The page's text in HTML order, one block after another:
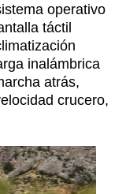
operativo
táctil
inalámbrica
atrás,
crucero,